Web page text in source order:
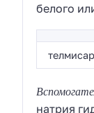
белого
натрия